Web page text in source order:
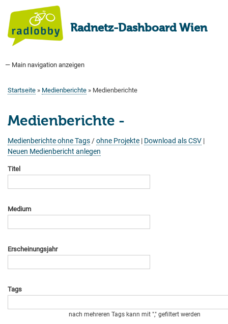
Inhalt
Radnetz-Dashboard Wien
Main
— Main navigation anzeigen
Startseite
Bauprogramm
Aktuell Geplant
Weitere Bauprojekte
Hauptradverkehrsnetz
Bezirke
Medienberichte
Tags
Über uns
Startseite Medienberichte Medienberichte
Medienberichte -
Medienberichte ohne Tags/ohne Projekte | Download als CSV |
Neuen Medienbericht anlegen
Titel
Medium
Erscheinungsjahr
Tags
nach mehreren Tags kann mit "," gefiltert werden